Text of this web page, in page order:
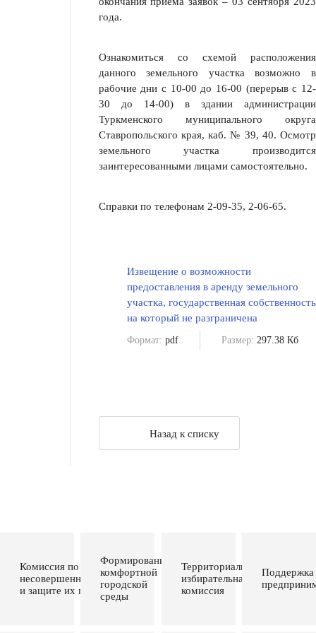
года.
Ознакомиться со схемой расположения
данного земельного участка возможно в
рабочие дни с 10-00 до 16-00 (перерыв с 12-
30 до 14-00) в здании администрации
Туркменского муниципального округа
Ставропольского края, каб. № 39, 40. Осмотр
земельного участка производится
заинтересованными лицами самостоятельно.
Справки по телефонам 2-09-35, 2-06-65.
Извещение о возможности
предоставления в аренду земельного
участка, государственная собственность
на который не разграничена
Формат: pdf Размер: 297.38 Кб
Назад к списку
Комиссия по делам
несовершеннолетних
и защите их прав
Формирование
комфортной
городской
среды
Территориальная
избирательная
комиссия
Поддержка